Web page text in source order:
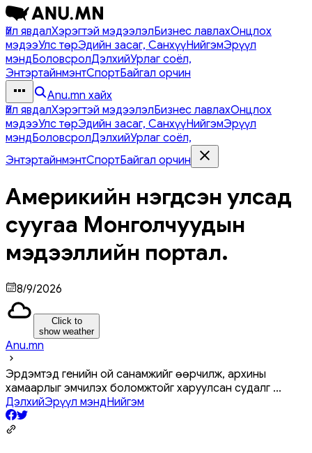
Үйл явдалХэрэгтэй мэдээлэлБизнес лавлахОнцлох
мэдээУлс төрЭдийн засаг, СанхүүНийгэмЭрүүл
мэндБоловсролДэлхийУрлаг соёл,
ЭнтэртайнмэнтСпортБайгал орчин
Anu.mn хайх
Үйл явдалХэрэгтэй мэдээлэлБизнес лавлахОнцлох
мэдээУлс төрЭдийн засаг, СанхүүНийгэмЭрүүл
мэндБоловсролДэлхийУрлаг соёл,
ЭнтэртайнмэнтСпортБайгал орчин
Америкийн нэгдсэн улсад
суугаа Монголчуудын
мэдээллийн портал.
8/9/2026
Click to
show weather
Anu.mn
Эрдэмтэд генийн ой санамжийг өөрчилж, архины
хамаарлыг эмчилэх боломжтойг харуулсан судалг ...
ДэлхийЭрүүл мэндНийгэм